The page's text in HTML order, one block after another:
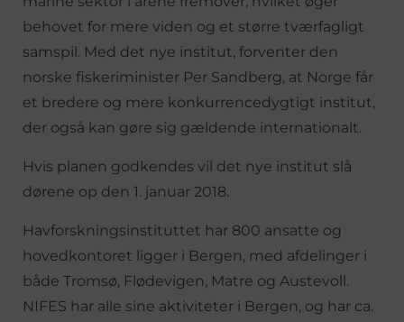
behovet for mere viden og et større tværfagligt
samspil. Med det nye institut, forventer den
norske fiskeriminister Per Sandberg, at Norge får
et bredere og mere konkurrencedygtigt institut,
der også kan gøre sig gældende internationalt.
Hvis planen godkendes vil det nye institut slå
dørene op den 1. januar 2018.
Havforskningsinstituttet har 800 ansatte og
hovedkontoret ligger i Bergen, med afdelinger i
både Tromsø, Flødevigen, Matre og Austevoll.
NIFES har alle sine aktiviteter i Bergen, og har ca.